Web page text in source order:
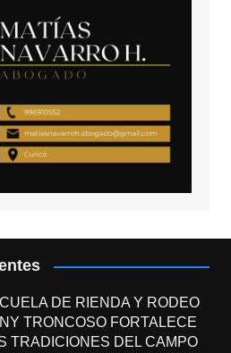
DE RIENDA Y RODEO
TRONCOSO FORTALECE
TRADICIONES DEL CAMPO